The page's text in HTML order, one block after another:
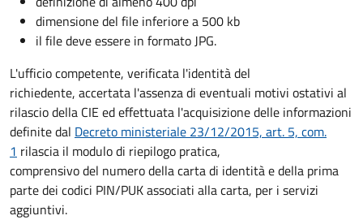
dimensione del file inferiore a 500 kb
il file deve essere in formato JPG.
L'ufficio competente, verificata l'identità del
richiedente, accertata l'assenza di eventuali motivi ostativi al
rilascio della CIE ed effettuata l'acquisizione delle informazioni
definite dal Decreto ministeriale 23/12/2015, art. 5, com.
1 rilascia il modulo di riepilogo pratica,
comprensivo del numero della carta di identità e della prima
parte dei codici PIN/PUK associati alla carta, per i servizi
aggiuntivi.